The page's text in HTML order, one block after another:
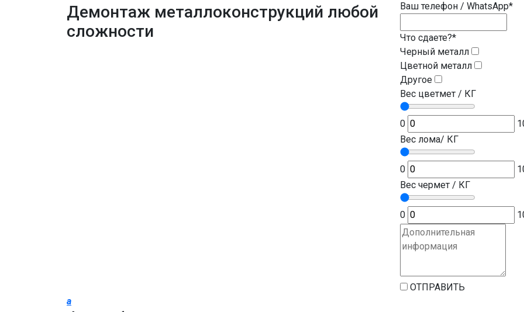
Демонтаж металлоконструкций любой
сложности
Ваш телефон / WhatsApp*
Что сдаете?*
Черный металл
Цветной металл
Другое
Вес цветмет / КГ
0
Вес лома/ КГ
0
Вес чермет / КГ
0
ОТПРАВИТЬ
a